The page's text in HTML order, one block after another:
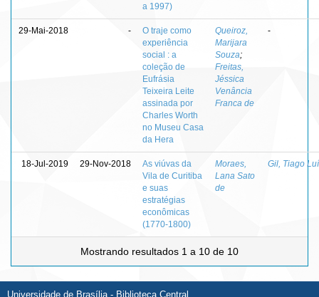
a 1997)
29-Mai-2018 -
O traje como
experiência
social : a
coleção de
Eufrásia
Teixeira Leite
assinada por
Charles Worth
no Museu Casa
da Hera
Queiroz,
Marijara
Souza;
Freitas,
Jéssica
Venância
Franca de
-
18-Jul-2019 29-Nov-2018
As viúvas da
Vila de Curitiba
e suas
estratégias
econômicas
(1770-1800)
Moraes,
Lana Sato
de
Gil, Tiago
Mostrando resultados 1 a 10 de 10
Universidade de Brasília - Biblioteca Central